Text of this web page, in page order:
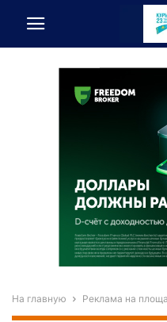
На главную Реклама на